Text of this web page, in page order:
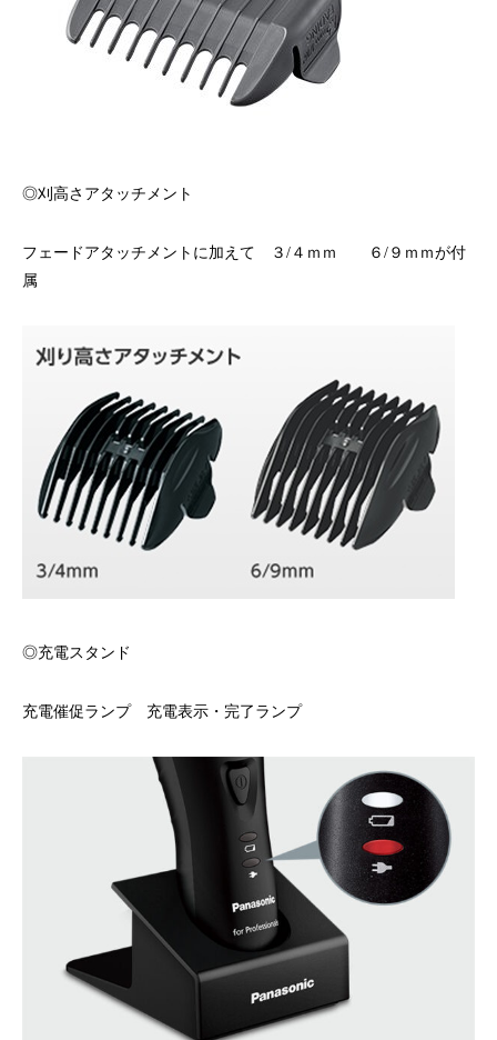
◎刈高さアタッチメント
フェードアタッチメントに加えて ３/４ｍｍ ６/９ｍｍが付
属
◎充電スタンド
充電催促ランプ 充電表示・完了ランプ